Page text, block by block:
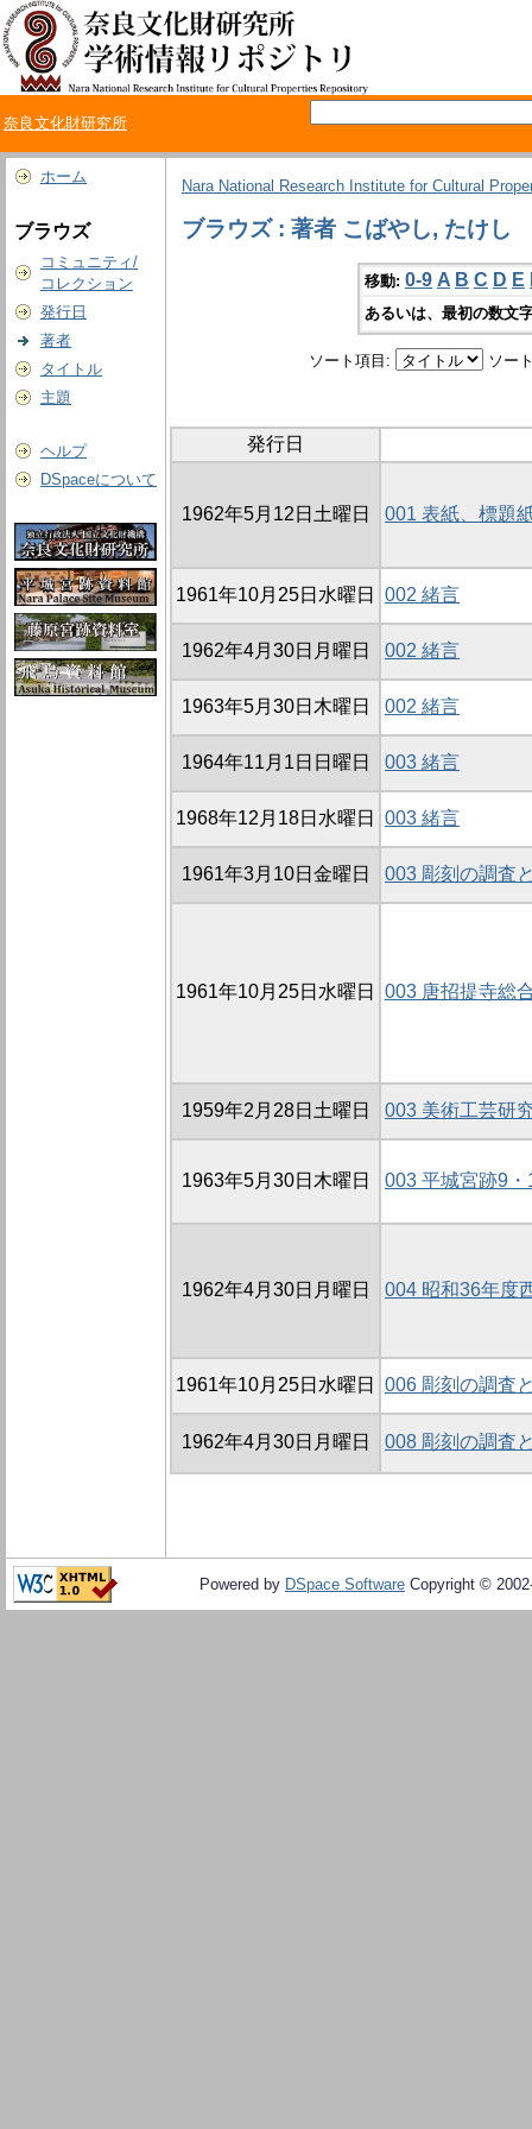
奈良文化財研究所
ホーム
ブラウズ
コミュニティ/
コレクション
発行日
著者
タイトル
主題
ヘルプ
DSpaceについて
Nara National Research Institute for Cultural
ブラウズ : 著者 こばやし, たけし
移動: 0-9 A B C D E
あるいは、最初の数文
ソート項目: ソー
発行日
1962年5月12日土曜日 001 表紙、標題
1961年10月25日水曜日 002 緒言
1962年4月30日月曜日 002 緒言
1963年5月30日木曜日 002 緒言
1964年11月1日日曜日 003 緒言
1968年12月18日水曜日 003 緒言
1961年3月10日金曜日 003 彫刻の調査
1961年10月25日水曜日 003 唐招提寺総
1959年2月28日土曜日 003 美術工芸研
1963年5月30日木曜日 003 平城宮跡9
1962年4月30日月曜日 004 昭和36年度
1961年10月25日水曜日 006 彫刻の調査
1962年4月30日月曜日 008 彫刻の調査
Powered by DSpace Software Copyright ©